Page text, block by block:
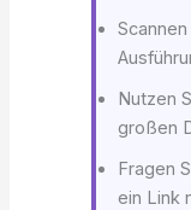
Nutzen
großen
Fragen
ein Link